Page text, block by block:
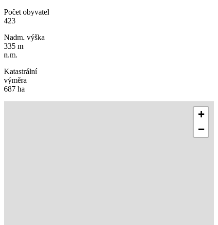
Počet obyvatel
423
Nadm. výška
335 m
n.m.
Katastrální
výměra
687 ha
+
−